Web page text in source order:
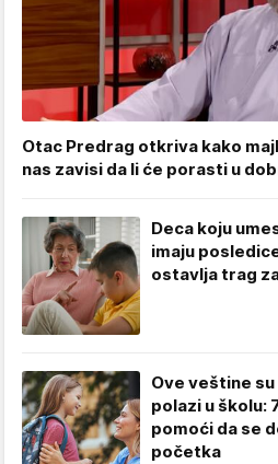
Otac Predrag otkriva kako
nas zavisi da li će porasti u
Deca koju
imaju
ostavlja trag
Ove veštine
polazi u školu:
pomoći da se
početka